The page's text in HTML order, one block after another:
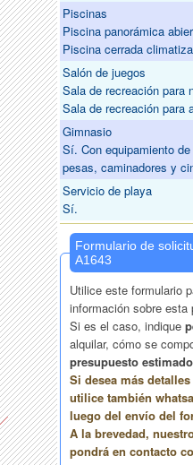
Piscinas
Piscina panorámica
Piscina cerrada
Salón de juegos
Sala de recreación para
Sala de recreación para
Gimnasio
Sí. Con equipamiento
pesas, caminadores y
Servicio de playa
Sí.